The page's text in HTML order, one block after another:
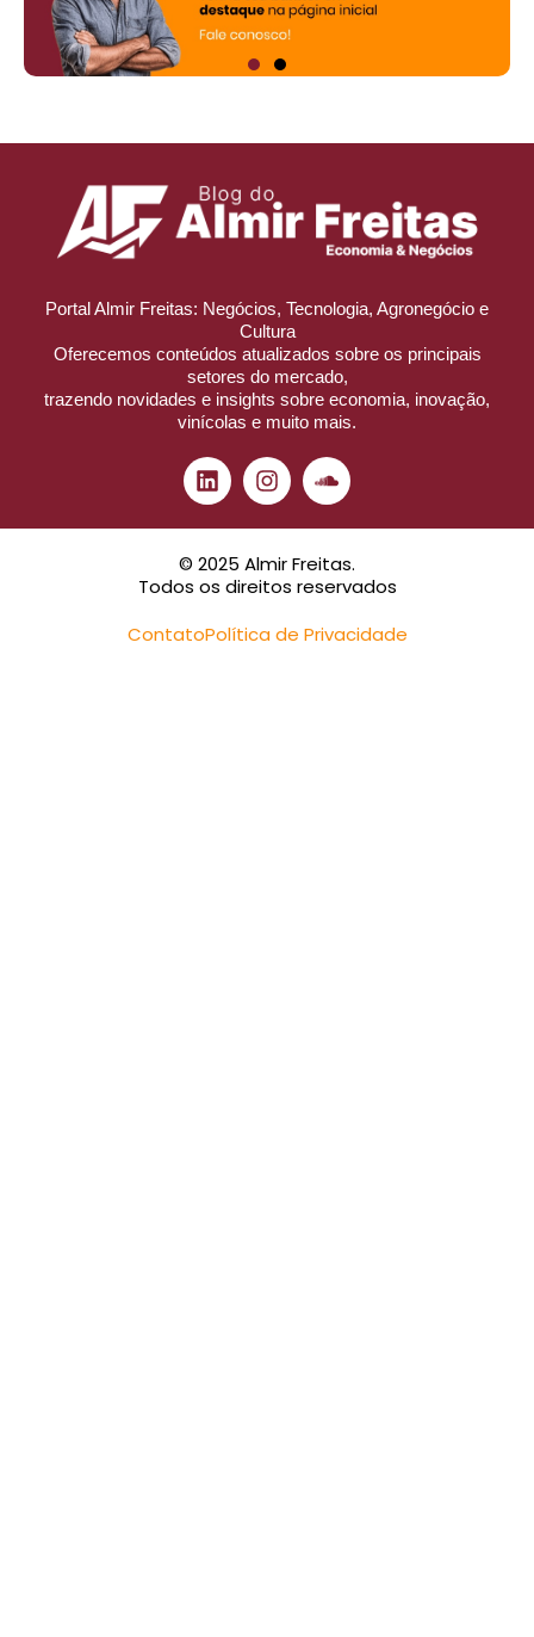
Portal Almir Freitas: Negócios, Tecnologia, Agronegócio e
Cultura
Oferecemos conteúdos atualizados sobre os principais
setores do mercado,
trazendo novidades e insights sobre economia, inovação,
vinícolas e muito mais.
© 2025 Almir Freitas.
Todos os direitos reservados
ContatoPolítica de Privacidade